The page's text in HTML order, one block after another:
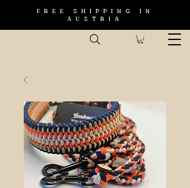
FREE SHIPPING IN
AUSTRIA